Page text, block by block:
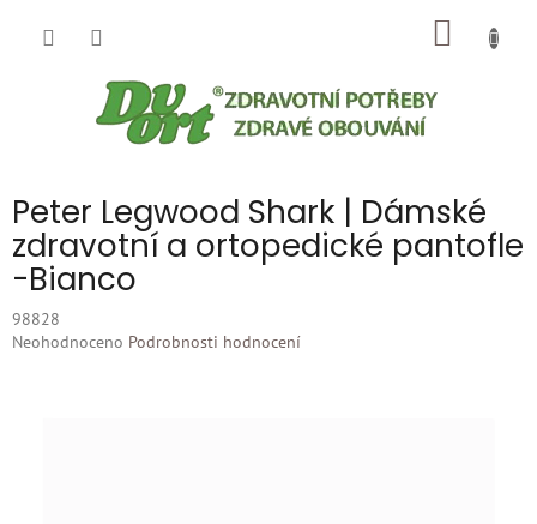
Peter Legwood Shark | Dámské
zdravotní a ortopedické pantofle
-Bianco
98828
Průměrné
Neohodnoceno Podrobnosti hodnocení